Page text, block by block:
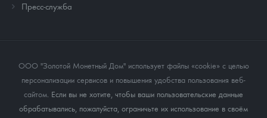
Пресс-служба
ООО "Золотой Монетный Дом" использует файлы «cookie» с целью
персонализации сервисов и повышения удобства пользования веб-
сайтом. Если вы не хотите, чтобы ваши пользовательские данные
обрабатывались, пожалуйста, ограничьте их использование в своём